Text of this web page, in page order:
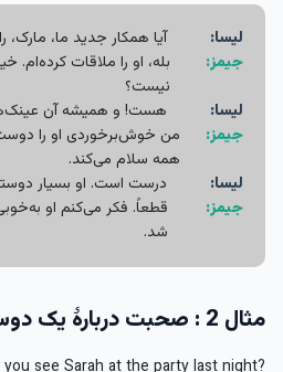
لیسا:
آیا همکار جدید ما، مارک،
جیمز:
بله، او را ملاقات کرده‌ام.
نیست؟
لیسا:
هست! و همیشه آن
جیمز:
من خوش‌برخوردی او را
همه سلام می‌کند.
لیسا:
درست است. او بسیار
جیمز:
قطعاً. فکر می‌کنم او
شد.
مثال 2 : صحبت دربارهٔ یک دوست مشترک